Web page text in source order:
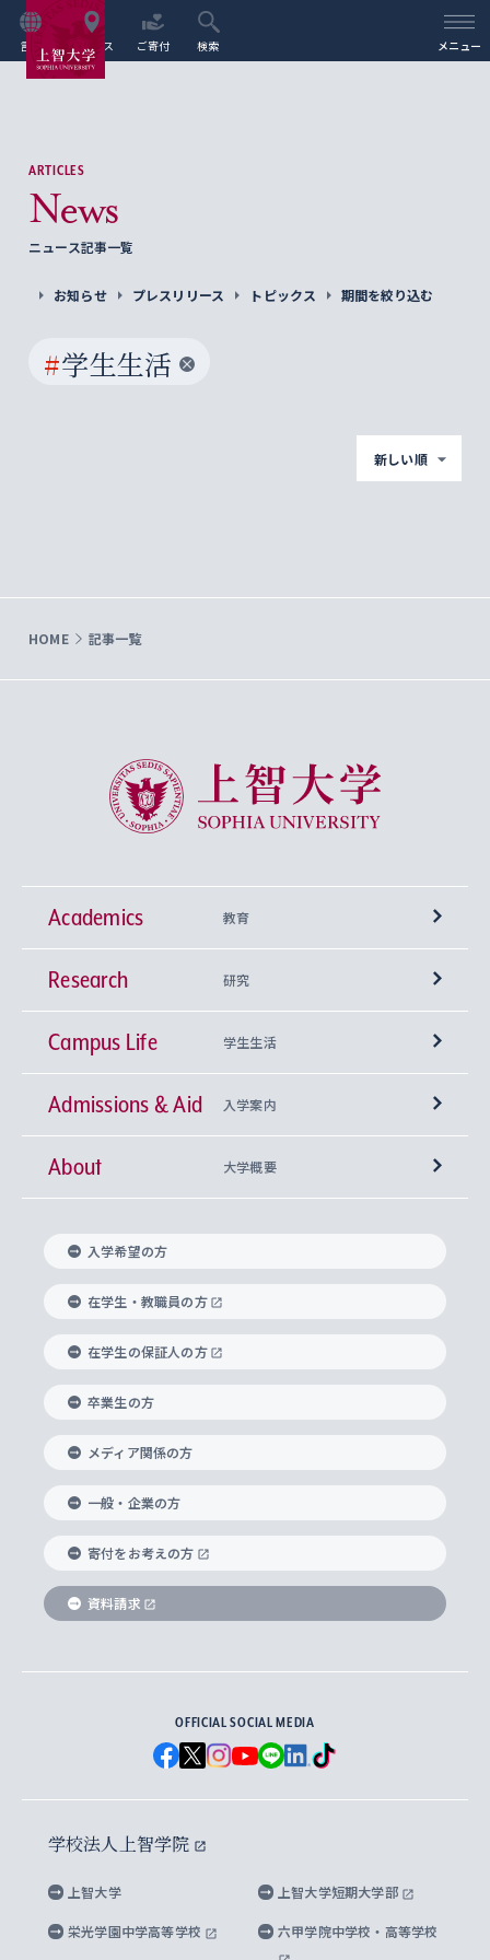
言語 アクセス ご寄付 検索 メニュー
ARTICLES
News
ニュース記事一覧
お知らせ プレスリリース トピックス 期間を絞り込む
#学生生活
新しい順
HOME 記事一覧
上智大学 Sophia University
Academics 教育
学部
神学部
文学部
総合人間科学部
経済学部
外国語学部
総合グローバル学部
国際教養学部
理工学部
Futures） – 持続可能な未来を考える６学科連携
興味から学科を探す
上智大学の全学共通教育
基盤教育センター
キリスト教人間学
身体知
思考と表現
データサイエンス
上智大学の語学教育
言語教育研究センター
上智大学のグローバル教育
グローバル教育センター
上智大学で学ぶ
海外で学ぶ
学びのサポート
大学院
神学研究科
実践宗教学研究科
総合人間科学研究科
経済学研究科
グローバル・スタディーズ研究科
助産学専攻科
生涯学習
Research 研究
研究所 等
キリスト教文化研究所
中世思想研究所
国際言語情報研究所
グローバル・コンサーン研究所
比較文化研究所
ヨーロッパ研究所
アジア文化研究所
アメリカ・カナダ研究所
メディア・ジャーナリズム研究所
水稀少社会研究センター
先進機械・構造材料イノベーションセンター
Sophia Open Research Weeks (SORW)
産官学連携
知的財産
研究支援制度
重点領域研究・自由課題研究
研究活動に関する法令・研究費の使用について
Campus Life 学生生活
学期区分と授業時間割
課外活動
課外教育プログラム
ボランティア活動
グローバルな学びのコミュニティ
学生の相談窓口
心身の健康相談
ハラスメント防止の取り組み
障がいのある学生への支援
キャリア形成サポート
キャリア形成支援プログラム
就職（内定先）・進路統計
企業の採用ご担当者様へのご案内
住まいのサポート
Admissions & Aid 入学案内
上智大学で取得できる学位
入れの方針）
科目等履修生
研究生・外国人特別研究生・国費留学生
交換留学生(海外大学から上智大学で学ぶ)
ノンディグリー生
Sophia Short-term Program受講生
学費・奨学金
学部入学前に出願する奨学金
国による高等教育の修学支援新制度
大学院生対象の奨学金
海外留学する際の費用と奨学金
About 大学概要
理事長・学長メッセージ
学長・副学長紹介
上智大学の精神
上智大学の理念
上智大学の沿革
ソフィア・アーカイブズ
上智大学とカトリック
グローバルエンゲージメント
上智大学を訪れた世界の知性
国連Weeks・アフリカWeeks
ダイバーシティ＆サステナビリティへの取り組み
上智大学公式ソーシャルメディア
学校法人上智学院について
数字で見る上智大学
上智大学のネットワーク
父母・保証人とのネットワーク
学外とのネットワーク
上智大学の出版物
上智大学大学案内・大学院案内
英文広報誌 SOPHIA magazine
上智大学のビジュアル・アイデンティティ
上智大学ビジュアル・アイデンティティ
上智大学校歌 ・上智大学学生歌
上智大学への取材・キャンパスでの撮影について
上智大学の公開情報
上智大学の教育研究活動等の情報公表
キャンパス案内
入学希望の方
在学生・教職員の方
在学生の保証人の方
卒業生の方
メディア関係の方
一般・企業の方
寄付をお考えの方
資料請求
OFFICIAL SOCIAL MEDIA
学校法人上智学院
上智大学 上智大学短期大学部
栄光学園中学高等学校 六甲学院中学校・高等学校